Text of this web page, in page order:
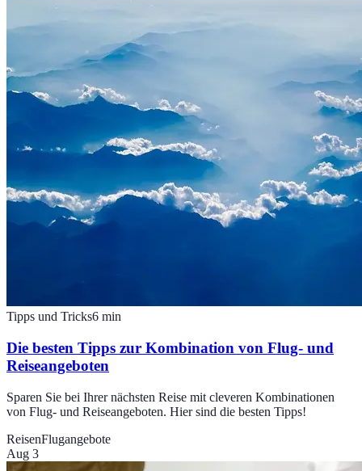
Tipps und Tricks6 min
Die besten Tipps zur Kombination von Flug- und
Reiseangeboten
Sparen Sie bei Ihrer nächsten Reise mit cleveren Kombinationen
von Flug- und Reiseangeboten. Hier sind die besten Tipps!
ReisenFlugangebote
Aug 3